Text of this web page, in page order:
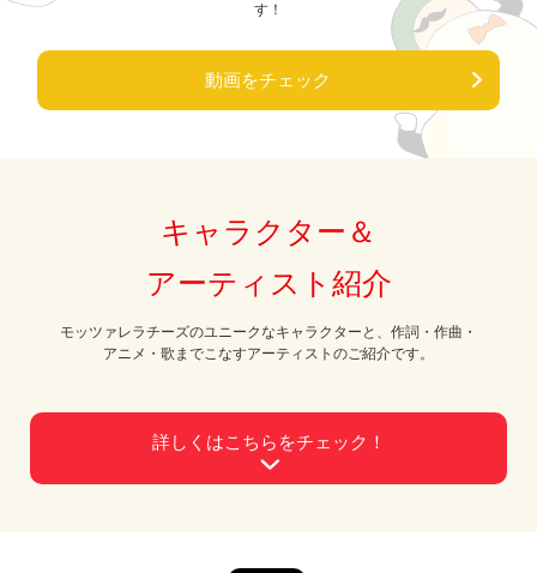
す！
動画をチェック
キャラクター＆
アーティスト紹介
モッツァレラチーズのユニークなキャラクターと、作詞・作曲・
アニメ・歌までこなすアーティストのご紹介です。
詳しくはこちらをチェック！